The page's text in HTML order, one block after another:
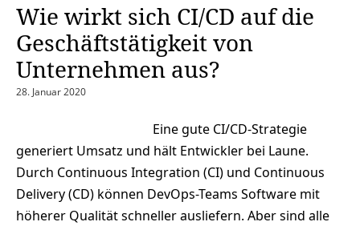
Wie wirkt sich CI/CD auf die
Geschäftstätigkeit von
Unternehmen aus?
28. Januar 2020
Eine gute CI/CD-Strategie
generiert Umsatz und hält Entwickler bei Laune.
Durch Continuous Integration (CI) und Continuous
Delivery (CD) können DevOps-Teams Software mit
höherer Qualität schneller ausliefern. Aber sind alle